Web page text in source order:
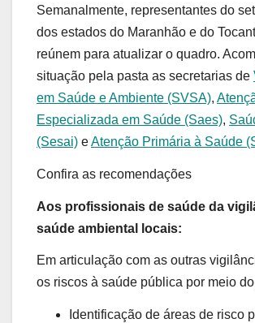
Semanalmente, representantes do
dos estados do Maranhão e do
reúnem para atualizar o quadro.
situação pela pasta as secretarias de
em Saúde e Ambiente (SVSA),
Especializada em Saúde (Saes),
(Sesai) eAtenção Primária à Saúde
Confira as recomendações
Aos profissionais de saúde da
saúde ambiental locais:
Em articulação com as outras
os riscos à saúde pública por meio
Identificação de áreas de risco